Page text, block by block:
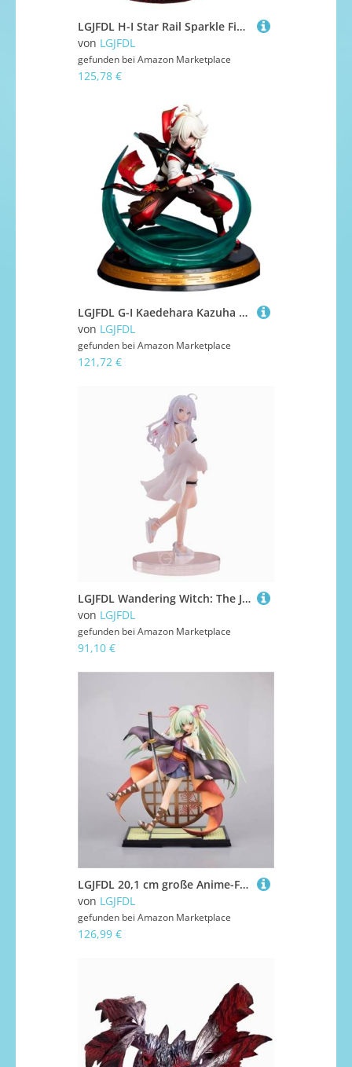
LGJFDL H-I Star Rail Sparkle Figure Game Anime 1/6 PVC Figuren Action Play Modell 13 Zoll Kommt mit austauschbarem Bein
von LGJFDL
gefunden bei Amazon Marketplace
125,78 €
LGJFDL G-I Kaedehara Kazuha 1/8 Figur PVC 18 cm Anime Spiel Inazuma Charakter Desktop Ornamente Geschenk
von LGJFDL
gefunden bei Amazon Marketplace
121,72 €
LGJFDL Wandering Witch: The Journey of Elaina Anime-Actionfigur, PVC-Charakter, Modell, Dekoration, Statue, Geschenke, Sammlerstücke, 20 cm
von LGJFDL
gefunden bei Amazon Marketplace
91,10 €
LGJFDL 20,1 cm große Anime-Figur, Sammlermodell, Statue, Spielzeug, Themenparty, Zubehör, Dessert-Dekorationen für Erwachsene
von LGJFDL
gefunden bei Amazon Marketplace
126,99 €